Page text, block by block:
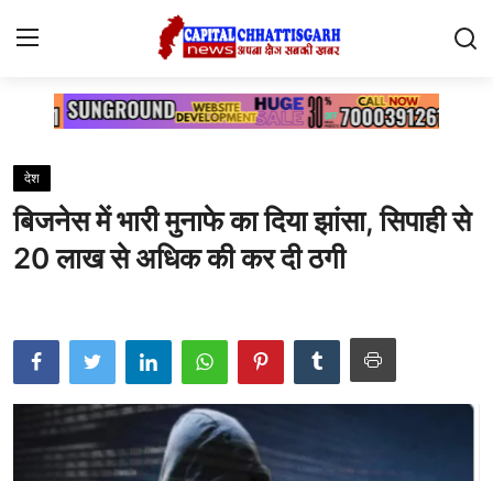
Contact
सारंगढ़
देश
दुनिया
देश
बिजनेस में भारी मुनाफे का दिया झांसा, सिपाही से
20 लाख से अधिक की कर दी ठगी